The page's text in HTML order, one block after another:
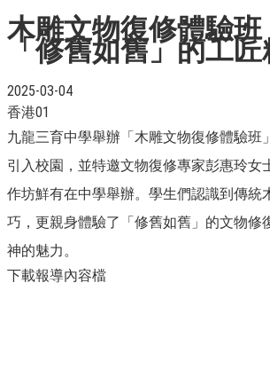
木雕文物復修體驗班
「修舊如舊」的工匠
2025-03-04
香港01
九龍三育中學舉辦「木雕文物復修體驗班
引入校園，並特邀文物復修專家彭惠玲女
作坊鮮有在中學舉辦。學生們認識到傳統
巧，更親身體驗了「修舊如舊」的文物修
神的魅力。
下載報導內容檔